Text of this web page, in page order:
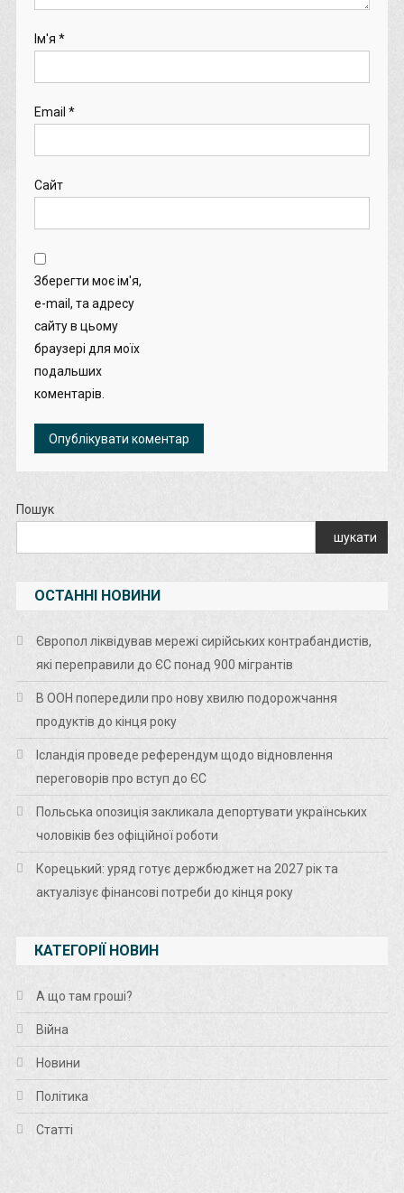
Ім'я *
Email *
Сайт
Зберегти моє ім'я,
e-mail, та адресу
сайту в цьому
браузері для моїх
подальших
коментарів.
Пошук
шукати
ОСТАННІ НОВИНИ
Європол ліквідував мережі сирійських контрабандистів,
які переправили до ЄС понад 900 мігрантів
В ООН попередили про нову хвилю подорожчання
продуктів до кінця року
Ісландія проведе референдум щодо відновлення
переговорів про вступ до ЄС
Польська опозиція закликала депортувати українських
чоловіків без офіційної роботи
Корецький: уряд готує держбюджет на 2027 рік та
актуалізує фінансові потреби до кінця року
КАТЕГОРІЇ НОВИН
А що там гроші?
Війна
Новини
Політика
Статті